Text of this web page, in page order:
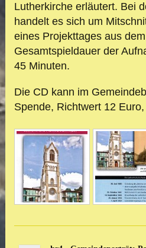
Lutherkirche erläutert. Bei
handelt es sich um
eines Projekttages aus
Gesamtspieldauer der
45 Minuten.
Die CD kann im
Spende, Richtwert 12